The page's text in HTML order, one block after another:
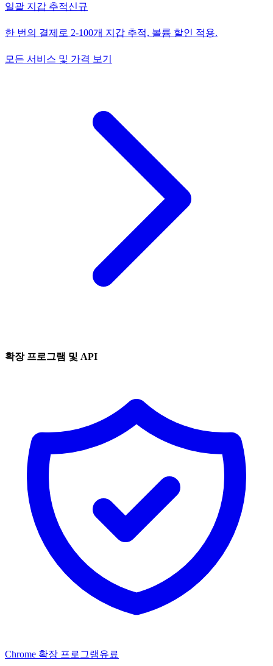
일괄 지갑 추적신규
한 번의 결제로 2-100개 지갑 추적, 볼륨 할인 적용.
모든 서비스 및 가격 보기
확장 프로그램 및 API
Chrome 확장 프로그램유료